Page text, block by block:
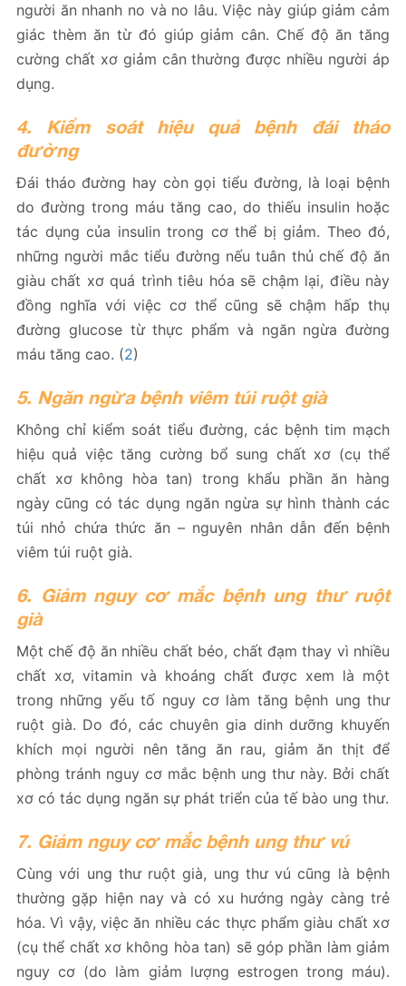
người ăn nhanh no và no lâu. Việc này giúp giảm cảm
giác thèm ăn từ đó giúp giảm cân. Chế độ ăn tăng
cường chất xơ giảm cân thường được nhiều người áp
dụng.
4. Kiểm soát hiệu quả bệnh đái tháo
đường
Đái tháo đường hay còn gọi tiểu đường, là loại bệnh
do đường trong máu tăng cao, do thiếu insulin hoặc
tác dụng của insulin trong cơ thể bị giảm. Theo đó,
những người mắc tiểu đường nếu tuân thủ chế độ ăn
giàu chất xơ quá trình tiêu hóa sẽ chậm lại, điều này
đồng nghĩa với việc cơ thể cũng sẽ chậm hấp thụ
đường glucose từ thực phẩm và ngăn ngừa đường
máu tăng cao. (2)
5. Ngăn ngừa bệnh viêm túi ruột già
Không chỉ kiểm soát tiểu đường, các bệnh tim mạch
hiệu quả việc tăng cường bổ sung chất xơ (cụ thể
chất xơ không hòa tan) trong khẩu phần ăn hàng
ngày cũng có tác dụng ngăn ngừa sự hình thành các
túi nhỏ chứa thức ăn – nguyên nhân dẫn đến bệnh
viêm túi ruột già.
6. Giảm nguy cơ mắc bệnh ung thư ruột
già
Một chế độ ăn nhiều chất béo, chất đạm thay vì nhiều
chất xơ, vitamin và khoáng chất được xem là một
trong những yếu tố nguy cơ làm tăng bệnh ung thư
ruột già. Do đó, các chuyên gia dinh dưỡng khuyến
khích mọi người nên tăng ăn rau, giảm ăn thịt để
phòng tránh nguy cơ mắc bệnh ung thư này. Bởi chất
xơ có tác dụng ngăn sự phát triển của tế bào ung thư.
7. Giảm nguy cơ mắc bệnh ung thư vú
Cùng với ung thư ruột già, ung thư vú cũng là bệnh
thường gặp hiện nay và có xu hướng ngày càng trẻ
hóa. Vì vậy, việc ăn nhiều các thực phẩm giàu chất xơ
(cụ thể chất xơ không hòa tan) sẽ góp phần làm giảm
nguy cơ (do làm giảm lượng estrogen trong máu).